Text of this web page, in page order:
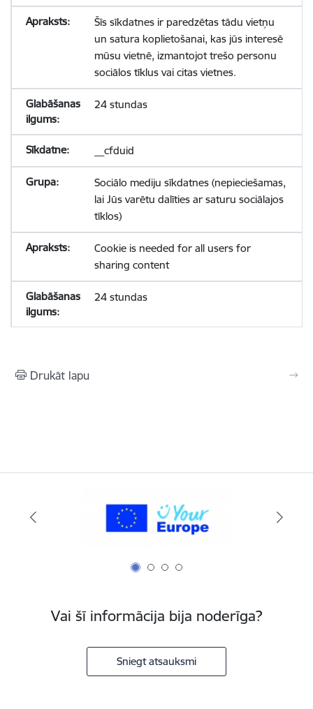
Šīs sīkdatnes ir paredzētas tādu vietņu
un satura koplietošanai, kas jūs interesē
mūsu vietnē, izmantojot trešo personu
sociālos tīklus vai citas vietnes.
24 stundas
__cfduid
Sociālo mediju sīkdatnes (nepieciešamas,
lai Jūs varētu dalīties ar saturu sociālajos
tīklos)
Cookie is needed for all users for
sharing content
24 stundas
Drukāt lapu
Vai šī informācija bija noderīga?
Sniegt atsauksmi